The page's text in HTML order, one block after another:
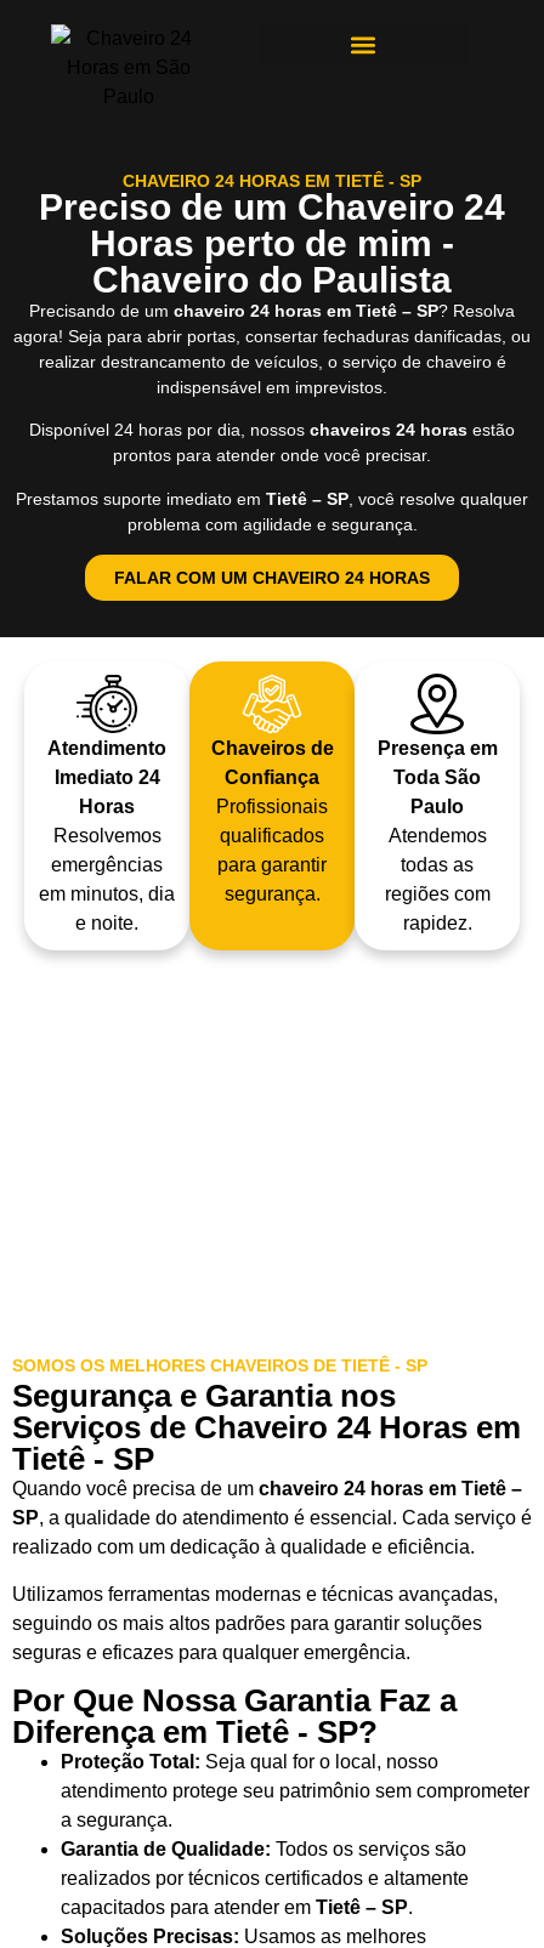
CHAVEIRO 24 HORAS EM TIETÊ - SP
Preciso de um Chaveiro 24
Horas perto de mim -
Chaveiro do Paulista
Precisando de um chaveiro 24 horas em Tietê – SP? Resolva
agora! Seja para abrir portas, consertar fechaduras danificadas, ou
realizar destrancamento de veículos, o serviço de chaveiro é
indispensável em imprevistos.
Disponível 24 horas por dia, nossos chaveiros 24 horas estão
prontos para atender onde você precisar.
Prestamos suporte imediato em Tietê – SP , você resolve qualquer
problema com agilidade e segurança.
FALAR COM UM CHAVEIRO 24 HORAS
Atendimento
Imediato 24
Horas
Resolvemos
emergências
em minutos, dia
e noite.
Chaveiros de
Confiança
Profissionais
qualificados
para garantir
segurança.
Presença em
Toda São
Paulo
Atendemos
todas as
regiões com
rapidez.
SOMOS OS MELHORES CHAVEIROS DE TIETÊ - SP
Segurança e Garantia nos
Serviços de Chaveiro 24 Horas em
Tietê - SP
Quando você precisa de um chaveiro 24 horas em Tietê –
SP, a qualidade do atendimento é essencial. Cada serviço é
realizado com um dedicação à qualidade e eficiência.
Utilizamos ferramentas modernas e técnicas avançadas,
seguindo os mais altos padrões para garantir soluções
seguras e eficazes para qualquer emergência.
Por Que Nossa Garantia Faz a
Diferença em Tietê - SP?
Proteção Total: Seja qual for o local, nosso
atendimento protege seu patrimônio sem comprometer
a segurança.
Garantia de Qualidade: Todos os serviços são
realizados por técnicos certificados e altamente
capacitados para atender em Tietê – SP.
Soluções Precisas: Usamos as melhores